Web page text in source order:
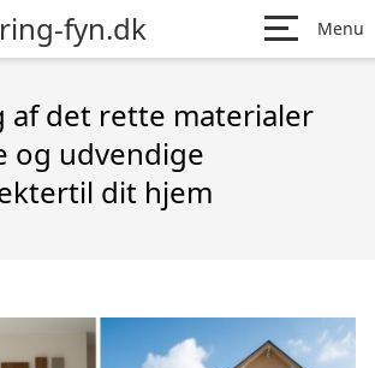
fyn.dk Menu
af det rette materialer
og udvendige
dit hjem